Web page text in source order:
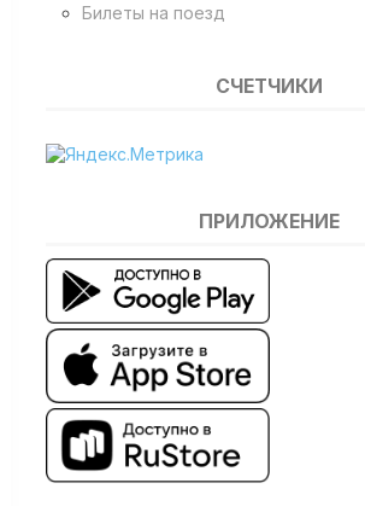
Билеты на поезд
СЧЕТЧИКИ
ПРИЛОЖЕНИЕ